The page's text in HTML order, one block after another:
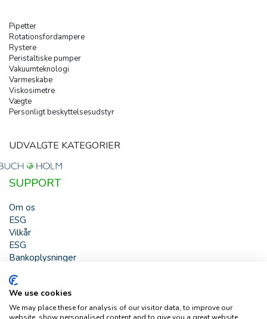
Pipetter
Rotationsfordampere
Rystere
Peristaltiske pumper
Vakuumteknologi
Varmeskabe
Viskosimetre
Vægte
Personligt beskyttelsesudstyr
UDVALGTE KATEGORIER
SUPPORT
Om os
ESG
Vilkår
ESG
Bankoplysninger
HJÆLP
Buch & Holm A/S - Marielundvej 39 - DK-2730 Herlev -
Tlf. +45 44 54 00 00 - e-mail:b-h@buch-holm.dk- CVR-nr.:
We use cookies
We may place these for analysis of our visitor data, to improve our